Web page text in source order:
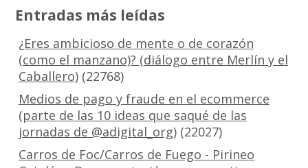
Entradas más leídas
¿Eres ambicioso de mente o de corazón
(como el manzano)? (diálogo entre Merlín y el
Caballero)(22768)
Medios de pago y fraude en el ecommerce
(parte de las 10 ideas que saqué de las
jornadas de @adigital_org)(22027)
Carros de Foc/Carros de Fuego - Pirineo